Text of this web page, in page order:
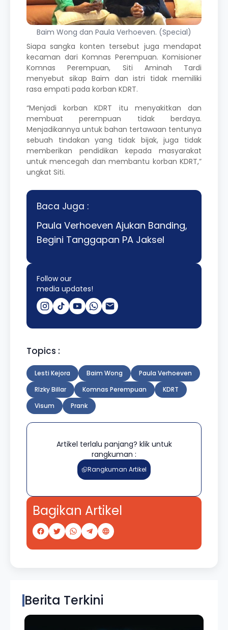
Baim Wong dan Paula Verhoeven. (Special)
Siapa sangka konten tersebut juga mendapat
kecaman dari Komnas Perempuan. Komisioner
Komnas Perempuan, Siti Aminah Tardi
menyebut sikap Baim dan istri tidak memiliki
rasa empati pada korban KDRT.
“Menjadi korban KDRT itu menyakitkan dan
membuat perempuan tidak berdaya.
Menjadikannya untuk bahan tertawaan tentunya
sebuah tindakan yang tidak bijak, juga tidak
memberikan pendidikan kepada masyarakat
untuk mencegah dan membantu korban KDRT,”
ungkat Siti.
Baca Juga :
Paula Verhoeven Ajukan Banding,
Begini Tanggapan PA Jaksel
Follow our
media updates!
Topics :
Lesti Kejora Baim Wong
Paula Verhoeven
RIzky Billar
Komnas Perempuan
KDRT
Visum
Prank
Artikel terlalu panjang? klik untuk
rangkuman :
Rangkuman Artikel
Bagikan Artikel
Berita Terkini